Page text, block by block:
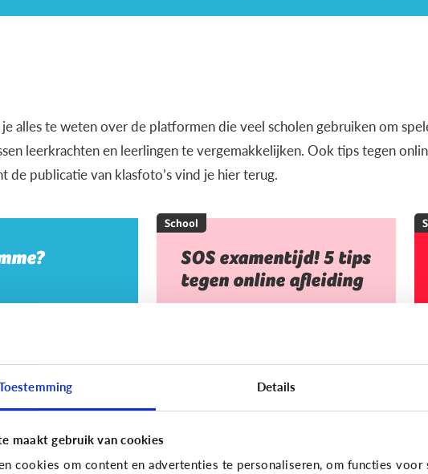
Details
maakt gebruik van cookies
cookies om content en advertenties te personaliseren, om functies voor
alles te weten over de platformen die veel scholen gebruiken om
leerkrachten en leerlingen te vergemakkelijken. Ook tips tegen
de publicatie van klasfoto’s vind je hier terug.
School
SOS examentijd! 5 tips
tegen online afleiding